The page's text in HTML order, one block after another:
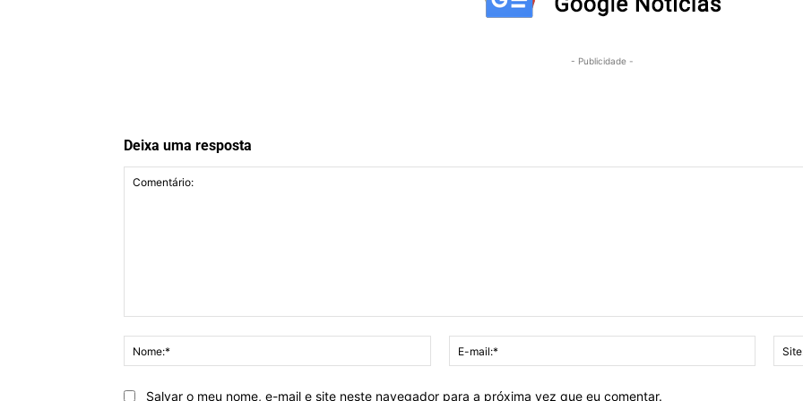
- Publicidade -
Deixa uma resposta
Nome:*
mail:*
Salvar o meu nome, e-mail e site neste navegador para a próxima vez que eu comentar.